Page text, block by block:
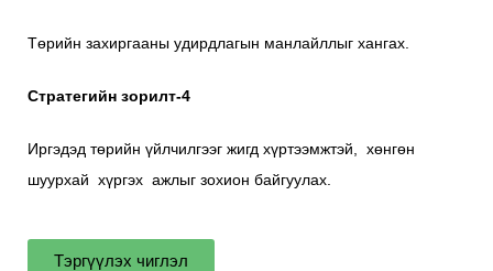
Төрийн захиргааны удирдлагын манлайллыг хангах.
Стратегийн зорилт-4
Иргэдэд төрийн үйлчилгээг жигд хүртээмжтэй, хөнгөн
шуурхай хүргэх ажлыг зохион байгуулах.
Тэргүүлэх чиглэл